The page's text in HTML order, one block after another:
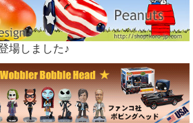
場しました♪